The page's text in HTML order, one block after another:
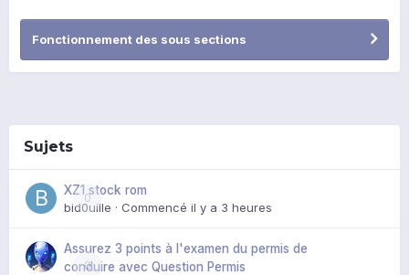
Fonctionnement des sous sections
Sujets
0
XZ1 stock rom
bid0uille · Commencé il y a 3 heures
0
Assurez 3 points à l'examen du permis de
conduire avec Question Permis